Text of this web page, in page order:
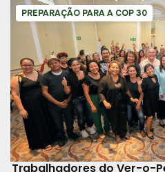
PREPARAÇÃO PARA A COP 30
Trabalhadores do Ver-o-